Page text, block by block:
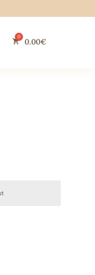
0.00€